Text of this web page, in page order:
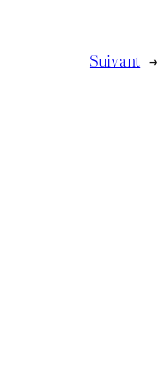
Suivant →